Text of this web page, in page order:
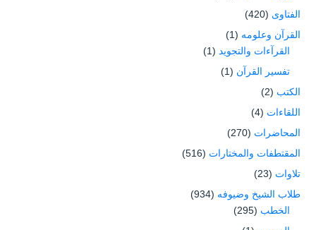
الفتاوى (420)
القرآن وعلومه (1)
القرآءات والتجويد (1)
تفسير القرآن (1)
الكتب (2)
اللقاءات (4)
المحاضرات (270)
المقتطفات والمختارات (516)
تلاوات (23)
طلاب الشيخ وضيوفه (934)
الخطب (295)